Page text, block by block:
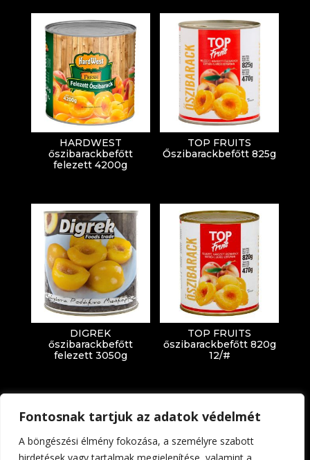
Fontosnak tartjuk az adatok védelmét
A böngészési élmény fokozása, a személyre szabott
HARDWEST
őszibarackbefőtt
felezett 4200g
TOP FRUITS
Őszibarackbefőtt 825g
DIGREK
őszibarackbefőtt
felezett 3050g
TOP FRUITS
őszibarackbefőtt 820g
12/#